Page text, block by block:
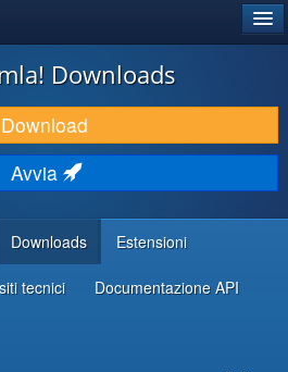
Downloads
Download
Avvia
Downloads Estensioni
tecnici Documentazione API